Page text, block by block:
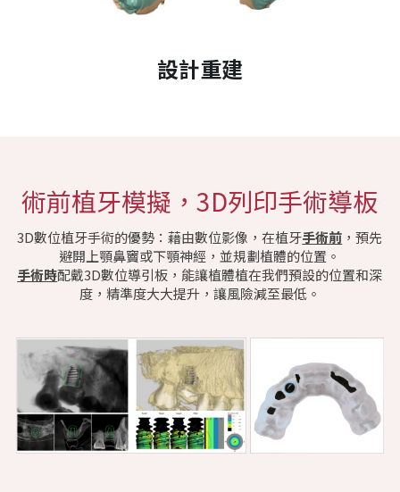
設計重建
術前植牙模擬，3D列印手術導板
3D數位植牙手術的優勢：藉由數位影像，在植牙手術前 ，預先
避開上顎鼻竇或下顎神經，並規劃植體的位置。
手術時配戴3D數位導引板，能讓植體植在我們預設的位置和深
度，精準度大大提升，讓風險減至最低。